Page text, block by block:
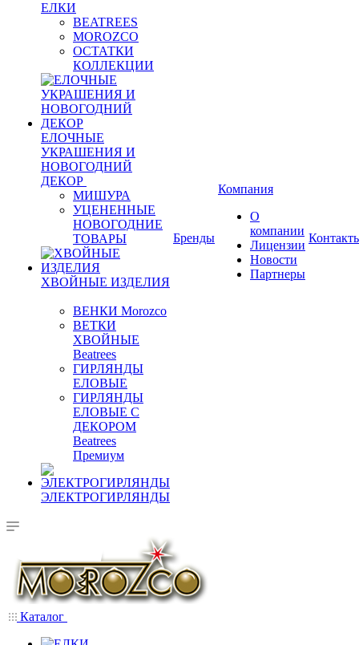
ЕЛКИ
BEATREES
MOROZCO
ОСТАТКИ
КОЛЛЕКЦИИ
ЕЛОЧНЫЕ
УКРАШЕНИЯ И
НОВОГОДНИЙ
ДЕКОР
МИШУРА
УЦЕНЕННЫЕ
НОВОГОДНИЕ
ТОВАРЫ
ХВОЙНЫЕ ИЗДЕЛИЯ
ВЕНКИ Morozco
ВЕТКИ
ХВОЙНЫЕ
Beatrees
ГИРЛЯНДЫ
ЕЛОВЫЕ
ГИРЛЯНДЫ
ЕЛОВЫЕ С
ДЕКОРОМ
Beatrees
Премиум
ЭЛЕКТРОГИРЛЯНДЫ
Бренды
Компания
О
компании
Лицензии
Новости
Партнеры
Каталог